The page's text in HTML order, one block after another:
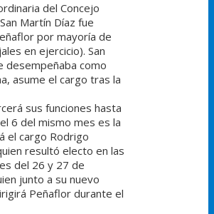
del Concejo
Martín Díaz fue
por mayoría de
en ejercicio). San
desempeñaba como
asume el cargo tras la
sus funciones hasta
6 del mismo mes es la
el cargo Rodrigo
resultó electo en las
del 26 y 27 de
junto a su nuevo
Peñaflor durante el